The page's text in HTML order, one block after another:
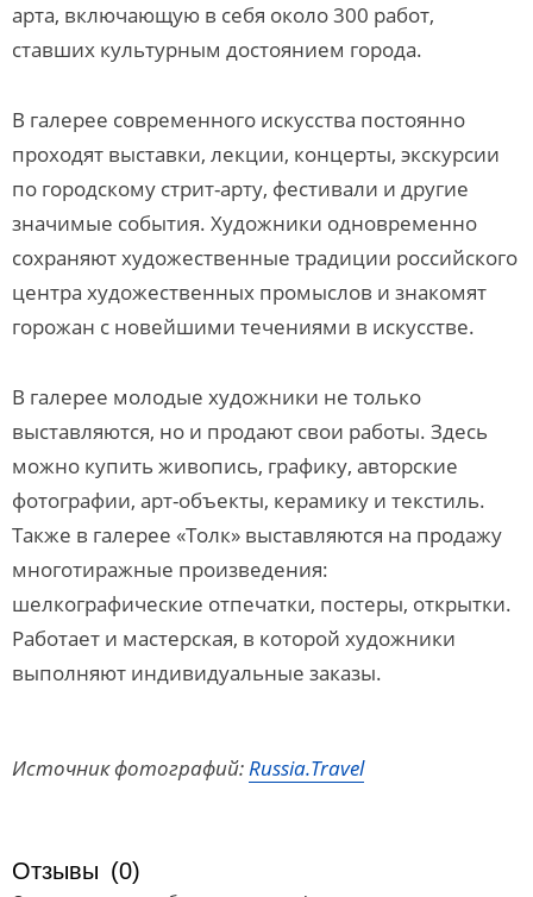
арта, включающую в себя около 300 работ,
ставших культурным достоянием города.
В галерее современного искусства постоянно
проходят выставки, лекции, концерты, экскурсии
по городскому стрит-арту, фестивали и другие
значимые события. Художники одновременно
сохраняют художественные традиции российского
центра художественных промыслов и знакомят
горожан с новейшими течениями в искусстве.
В галерее молодые художники не только
выставляются, но и продают свои работы. Здесь
можно купить живопись, графику, авторские
фотографии, арт-объекты, керамику и текстиль.
Также в галерее «Толк» выставляются на продажу
многотиражные произведения:
шелкографические отпечатки, постеры, открытки.
Работает и мастерская, в которой художники
выполняют индивидуальные заказы.
Источник фотографий:Russia.Travel
Отзывы (0)